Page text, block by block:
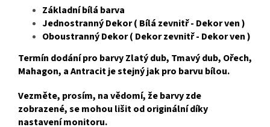
Základní bílá barva
Jednostranný Dekor ( Bílá zevnitř - Dekor ven )
Oboustranný Dekor ( Dekor zevnitř - Dekor ven )
Termín dodání pro barvy Zlatý dub, Tmavý dub, Ořech,
Mahagon, a Antracit je stejný jak pro barvu bílou.
Vezměte, prosím, na vědomí, že barvy zde
zobrazené, se mohou lišit od originální díky
nastavení monitoru.